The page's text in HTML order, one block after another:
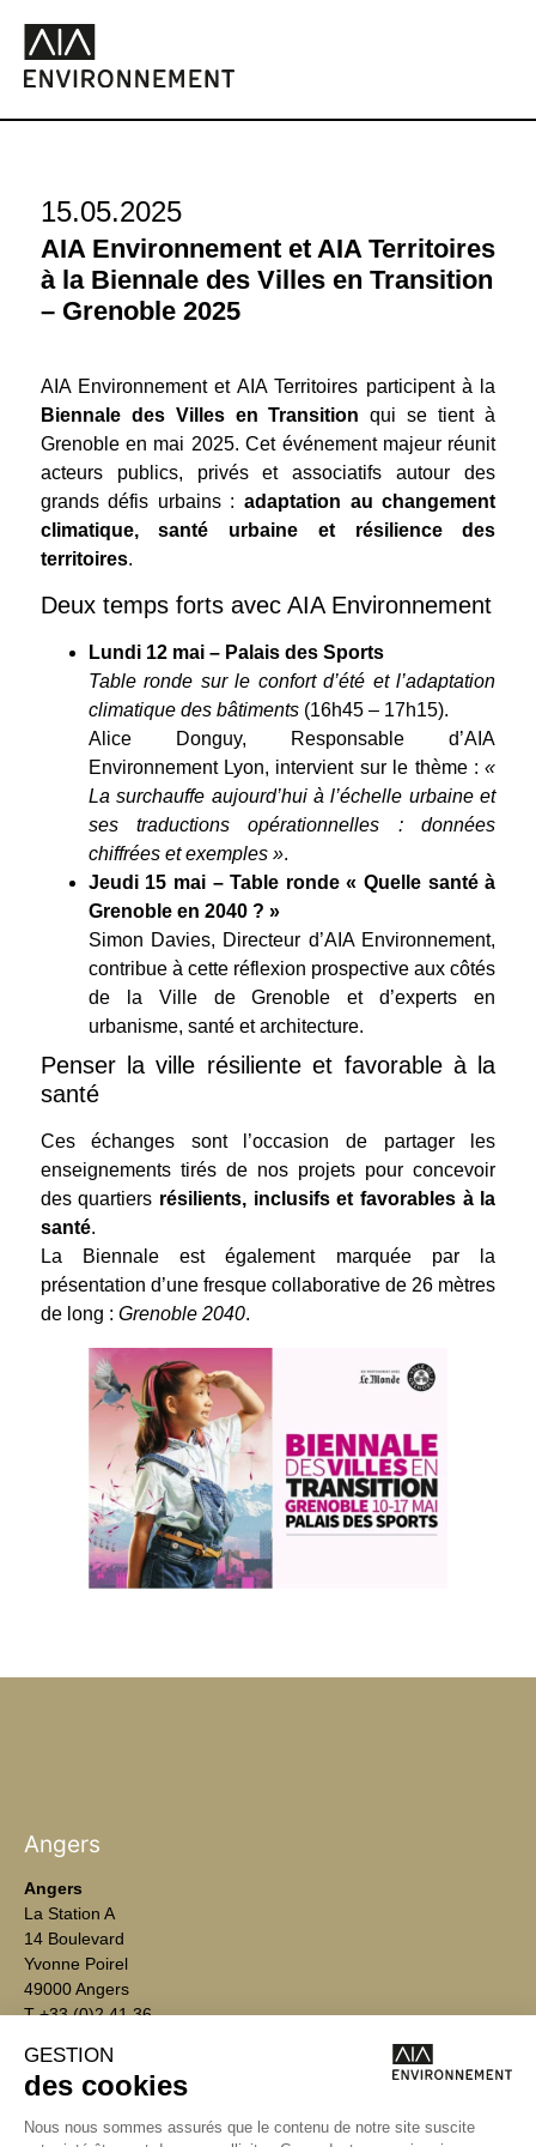
15.05.2025
AIA Environnement et AIA Territoires
à la Biennale des Villes en Transition
– Grenoble 2025
AIA Environnement et AIA Territoires participent à la
Biennale des Villes en Transition qui se tient à
Grenoble en mai 2025. Cet événement majeur réunit
acteurs publics, privés et associatifs autour des
grands défis urbains :adaptation au changement
climatique, santé urbaine et résilience des
territoires.
Deux temps forts avec AIA Environnement
Lundi 12 mai – Palais des Sports
Table ronde sur le confort d’été et l’adaptation
climatique des bâtiments(16h45 – 17h15).
Alice Donguy, Responsable d’AIA
Environnement Lyon, intervient sur le thème :«
La surchauffe aujourd’hui à l’échelle urbaine et
ses traductions opérationnelles : données
chiffrées et exemples ».
Jeudi 15 mai – Table ronde « Quelle santé à
Grenoble en 2040 ? »
Simon Davies, Directeur d’AIA Environnement,
contribue à cette réflexion prospective aux côtés
de la Ville de Grenoble et d’experts en
urbanisme, santé et architecture.
Penser la ville résiliente et favorable à la
santé
Ces échanges sont l’occasion de partager les
enseignements tirés de nos projets pour concevoir
des quartiers résilients, inclusifs et favorables à la
santé.
La Biennale est également marquée par la
présentation d’une fresque collaborative de 26 mètres
de long : Grenoble 2040.
Angers
Bordeaux
Angers
La Station A
14 Boulevard
Yvonne Poirel
49000 Angers
T +33 (0)2 41 36
Écrire
environnement@aialifedesigners.fr